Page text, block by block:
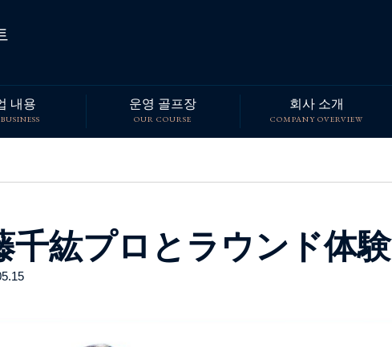
내용 운영 골프장
OUR COURSE
회사 소개
COMPANY OVERVIEW
千紘プロとラウンド体験